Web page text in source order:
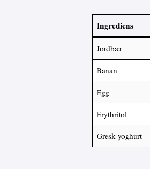
Ingrediens
Jordbær
Banan
Egg
Erythritol
Gresk yoghurt